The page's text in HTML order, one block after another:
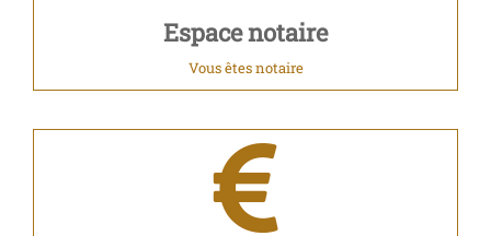
Espace notaire
Vous êtes notaire